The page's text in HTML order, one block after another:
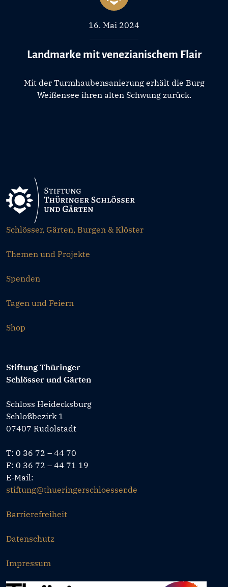
16. Mai 2024
Landmarke mit venezianischem Flair
Mit der Turmhaubensanierung erhält die Burg
Weißensee ihren alten Schwung zurück.
Schlösser, Gärten, Burgen & Klöster
Themen und Projekte
Spenden
Tagen und Feiern
Shop
Stiftung Thüringer
Schlösser und Gärten
Schloss Heidecksburg
Schloßbezirk 1
07407 Rudolstadt
T: 0 36 72 – 44 70
F: 0 36 72 – 44 71 19
E-Mail:
stiftung@thueringerschloesser.de
Barrierefreiheit
Datenschutz
Impressum